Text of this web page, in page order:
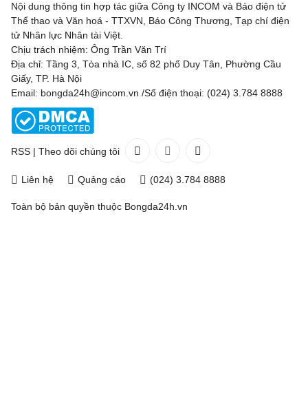
Nội dung thông tin hợp tác giữa Công ty INCOM và Báo điện tử
Thể thao và Văn hoá - TTXVN, Báo Công Thương, Tạp chí điện
tử Nhân lực Nhân tài Việt.
Chịu trách nhiệm: Ông Trần Văn Trí
Địa chỉ: Tầng 3, Tòa nhà IC, số 82 phố Duy Tân, Phường Cầu
Giấy, TP. Hà Nội
Email: bongda24h@incom.vn /Số điện thoại: (024) 3.784 8888
RSS | Theo dõi chúng tôi
Liên hệ Quảng cáo (024) 3.784 8888
Toàn bộ bản quyền thuộc Bongda24h.vn